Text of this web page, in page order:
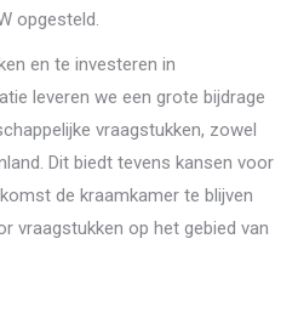
opgesteld.
en te investeren in
leveren we een grote bijdrage
vraagstukken, zowel
Dit biedt tevens kansen voor
de kraamkamer te blijven
vraagstukken op het gebied van